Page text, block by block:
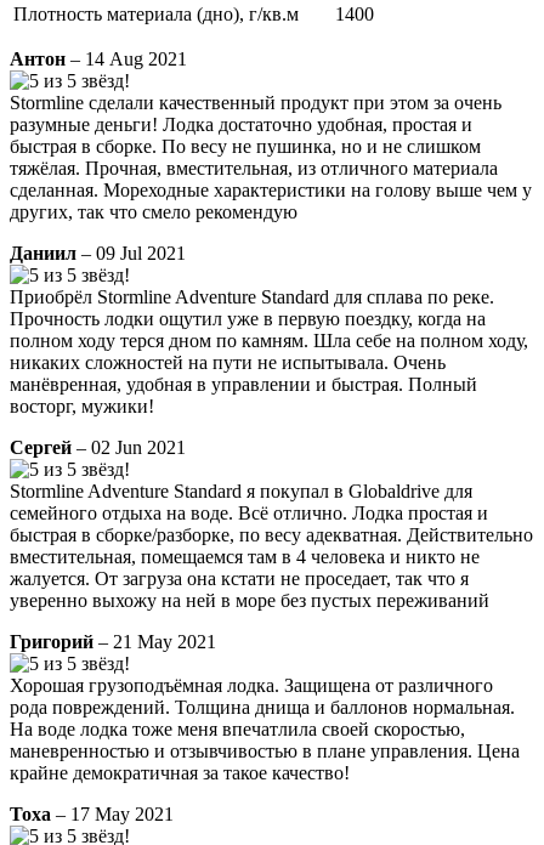
Плотность материала (дно), г/кв.м
1400
Антон – 14 Aug 2021
Stormline сделали качественный продукт при этом за очень
разумные деньги! Лодка достаточно удобная, простая и
быстрая в сборке. По весу не пушинка, но и не слишком
тяжёлая. Прочная, вместительная, из отличного материала
сделанная. Мореходные характеристики на голову выше чем у
других, так что смело рекомендую
Даниил – 09 Jul 2021
Приобрёл Stormline Adventure Standard для сплава по реке.
Прочность лодки ощутил уже в первую поездку, когда на
полном ходу терся дном по камням. Шла себе на полном ходу,
никаких сложностей на пути не испытывала. Очень
манёвренная, удобная в управлении и быстрая. Полный
восторг, мужики!
Сергей – 02 Jun 2021
Stormline Adventure Standard я покупал в Globaldrive для
семейного отдыха на воде. Всё отлично. Лодка простая и
быстрая в сборке/разборке, по весу адекватная. Действительно
вместительная, помещаемся там в 4 человека и никто не
жалуется. От загруза она кстати не проседает, так что я
уверенно выхожу на ней в море без пустых переживаний
Григорий – 21 May 2021
Хорошая грузоподъёмная лодка. Защищена от различного
рода повреждений. Толщина днища и баллонов нормальная.
На воде лодка тоже меня впечатлила своей скоростью,
маневренностью и отзывчивостью в плане управления. Цена
крайне демократичная за такое качество!
Тоха – 17 May 2021